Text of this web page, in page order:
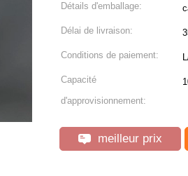
Détails d'emballage:
Délai de livraison:
Conditions de paiement:
Capacité
d'approvisionnement:
meilleur prix